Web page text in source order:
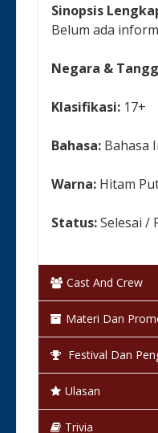
Sinopsis
Belum ada
Negara &
Klasifikasi: 17+
Bahasa: Bahasa
Warna: Hitam
Status:Selesai /
Cast And Crew
Materi Dan
Festival Dan
Ulasan
Trivia